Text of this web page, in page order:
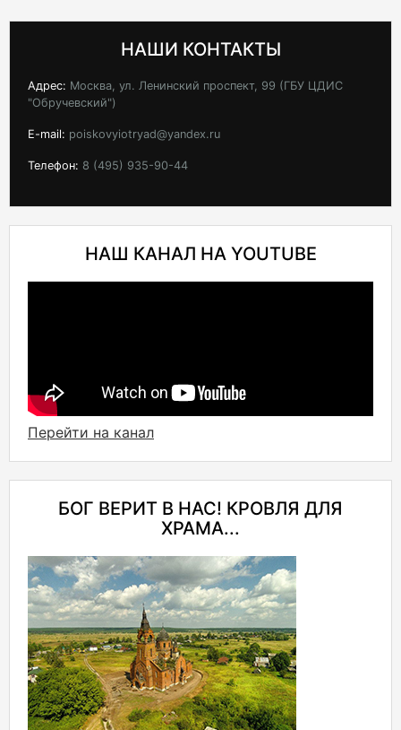
НАШИ КОНТАКТЫ
Адрес: Москва, ул. Ленинский проспект, 99 (ГБУ ЦДИС
"Обручевский")
E-mail: poiskovyiotryad@yandex.ru
Телефон: 8 (495) 935-90-44
НАШ КАНАЛ НА YOUTUBE
Перейти на канал
БОГ ВЕРИТ В НАС! КРОВЛЯ ДЛЯ
ХРАМА...